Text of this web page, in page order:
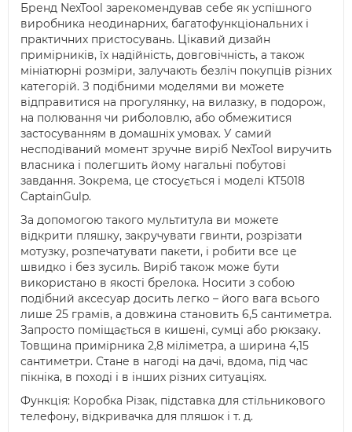
Бренд NexTool зарекомендував себе як успішного
виробника неодинарних, багатофункціональних і
практичних пристосувань. Цікавий дизайн
примірників, їх надійність, довговічність, а також
мініатюрні розміри, залучають безліч покупців різних
категорій. З подібними моделями ви можете
відправитися на прогулянку, на вилазку, в подорож,
на полювання чи риболовлю, або обмежитися
застосуванням в домашніх умовах. У самий
несподіваний момент зручне виріб NexTool виручить
власника і полегшить йому нагальні побутові
завдання. Зокрема, це стосується і моделі KT5018
CaptainGulp.
За допомогою такого мультитула ви можете
відкрити пляшку, закручувати гвинти, розрізати
мотузку, розпечатувати пакети, і робити все це
швидко і без зусиль. Виріб також може бути
використано в якості брелока. Носити з собою
подібний аксесуар досить легко – його вага всього
лише 25 грамів, а довжина становить 6,5 сантиметра.
Запросто поміщається в кишені, сумці або рюкзаку.
Товщина примірника 2,8 міліметра, а ширина 4,15
сантиметри. Стане в нагоді на дачі, вдома, під час
пікніка, в поході і в інших різних ситуаціях.
Функція: Коробка Різак, підставка для стільникового
телефону, відкривачка для пляшок і т. д.